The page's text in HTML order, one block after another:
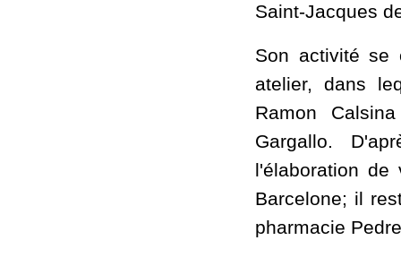
Saint-Jacques
Son activité se
atelier, dans
Ramon
Gargallo.
l'élaboration de
Barcelone; il
pharmacie